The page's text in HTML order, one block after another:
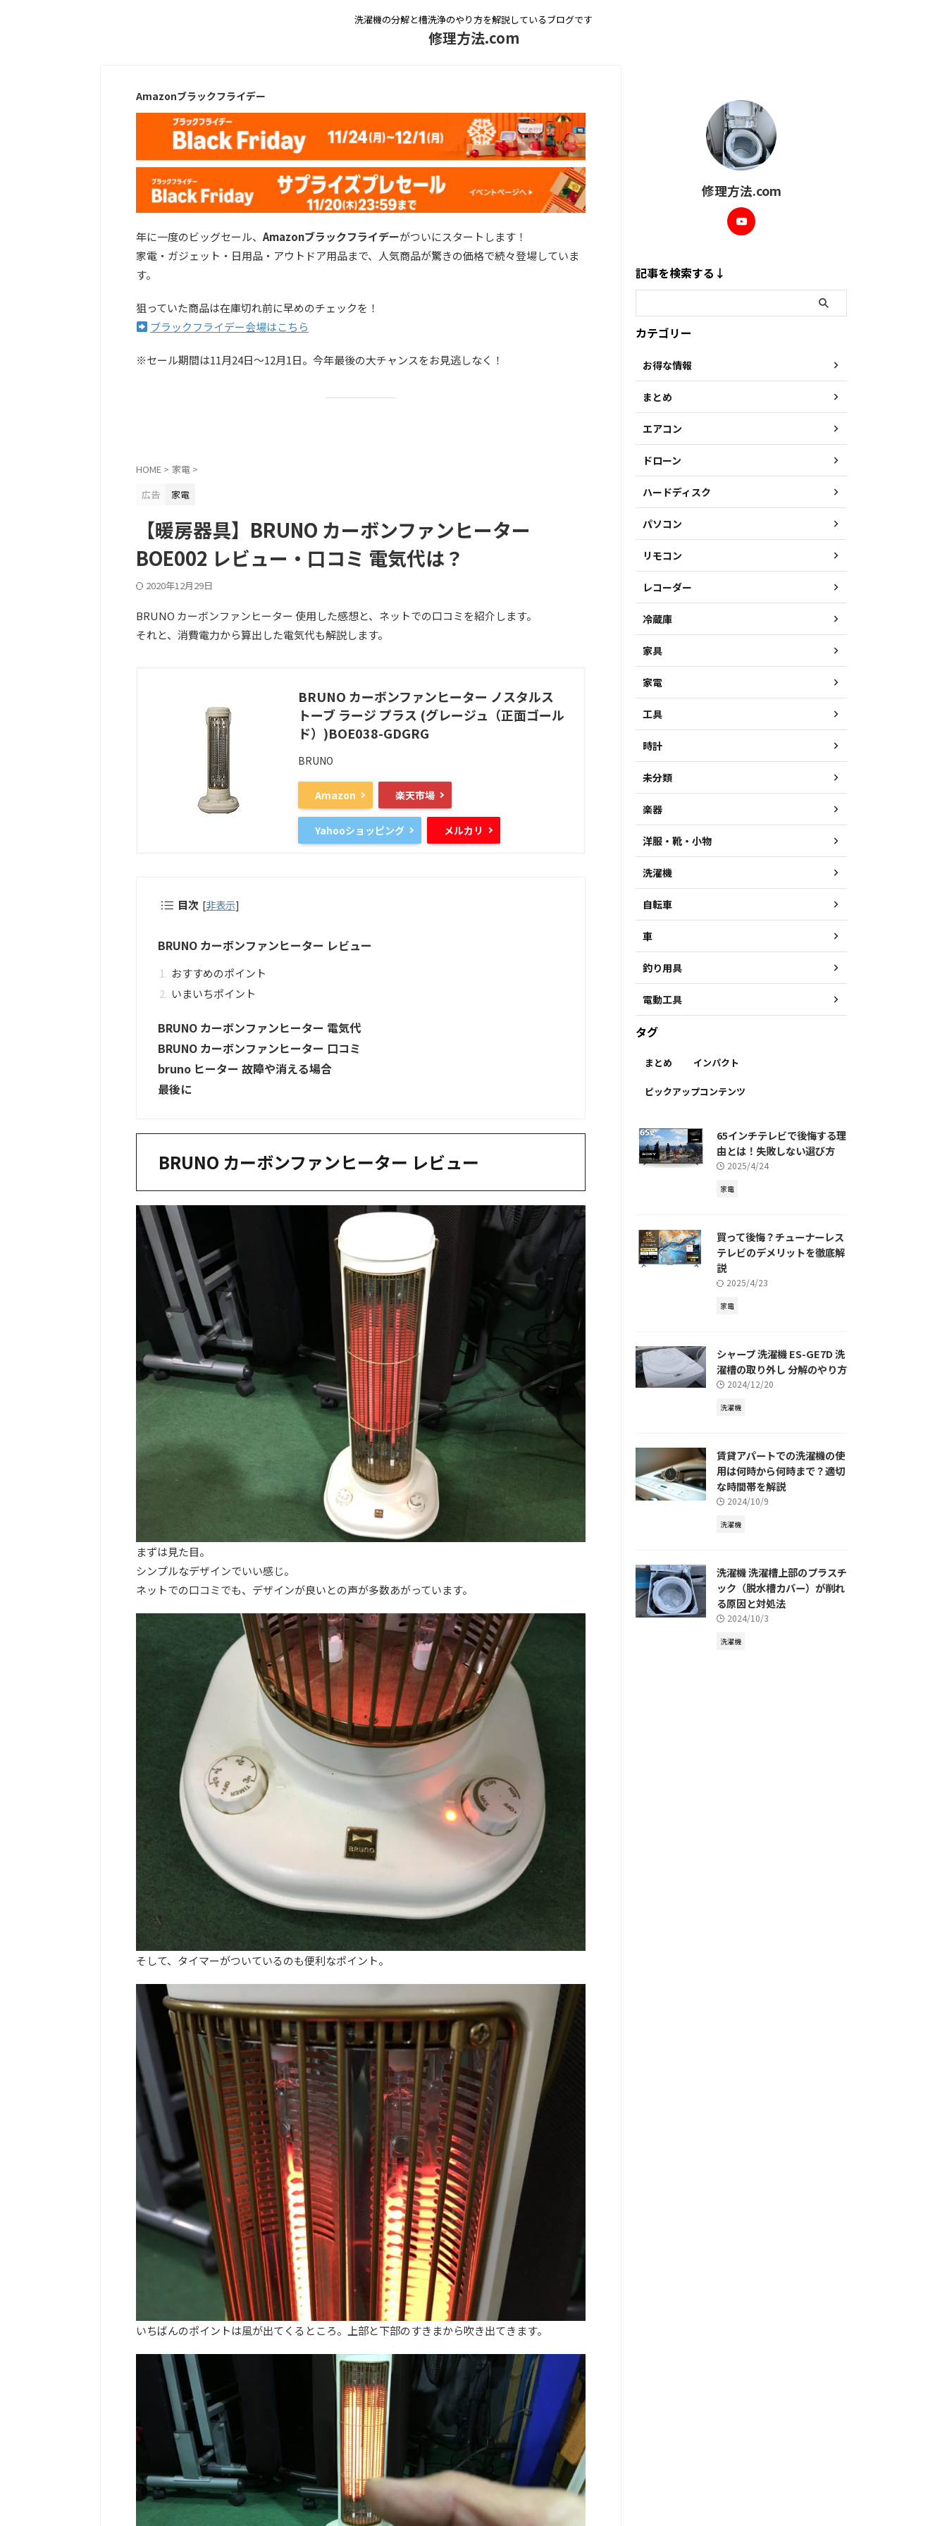
洗濯機の分解と槽洗浄のやり方を解説しているブログです
修理方法.com
Amazonブラックフライデー
年に一度のビッグセール、 Amazonブラックフライデーがついにスタートします！
家電・ガジェット・日用品・アウトドア用品まで、人気商品が驚きの価格で続々登場していま
す。
狙っていた商品は在庫切れ前に早めのチェックを！
ブラックフライデー会場はこちら
※セール期間は11月24日〜12月1日。今年最後の大チャンスをお見逃しなく！
HOME > 家電 >
広告
家電
【暖房器具】BRUNO カーボンファンヒーター
BOE002 レビュー・口コミ 電気代は？
2020年12月29日
BRUNO カーボンファンヒーター 使用した感想と、ネットでの口コミを紹介します。
それと、消費電力から算出した電気代も解説します。
BRUNO カーボンファンヒーター ノスタルス
トーブ ラージ プラス (グレージュ（正面ゴール
ド）)BOE038-GDGRG
BRUNO
Amazon 楽天市場
Yahooショッピング メルカリ
目次 [非表示]
BRUNO カーボンファンヒーター レビュー
おすすめのポイント
いまいちポイント
BRUNO カーボンファンヒーター 電気代
BRUNO カーボンファンヒーター 口コミ
bruno ヒーター 故障や消える場合
最後に
BRUNO カーボンファンヒーター レビュー
まずは見た目。
シンプルなデザインでいい感じ。
ネットでの口コミでも、デザインが良いとの声が多数あがっています。
そして、タイマーがついているのも便利なポイント。
いちばんのポイントは風が出てくるところ。上部と下部のすきまから吹き出てきます。
修理方法.com
記事を検索する↓
カテゴリー
お得な情報
まとめ
エアコン
ドローン
ハードディスク
パソコン
リモコン
レコーダー
冷蔵庫
家具
家電
工具
時計
未分類
楽器
洋服・靴・小物
洗濯機
自転車
車
釣り用具
電動工具
タグ
まとめ インパクト
ピックアップコンテンツ
65インチテレビで後悔する理
由とは！失敗しない選び方
2025/4/24
家電
買って後悔？チューナーレス
テレビのデメリットを徹底解
説
2025/4/23
家電
シャープ 洗濯機 ES-GE7D 洗
濯槽の取り外し 分解のやり方
2024/12/20
洗濯機
賃貸アパートでの洗濯機の使
用は何時から何時まで？適切
な時間帯を解説
2024/10/9
洗濯機
洗濯機 洗濯槽上部のプラスチ
ック（脱水槽カバー）が削れ
る原因と対処法
2024/10/3
洗濯機